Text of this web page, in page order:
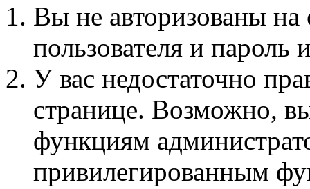
Вы не авторизованы на
пользователя и пароль
У вас недостаточно
странице. Возможно,
функциям
привилегированным